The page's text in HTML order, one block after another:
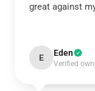
great against
E Eden
Verified